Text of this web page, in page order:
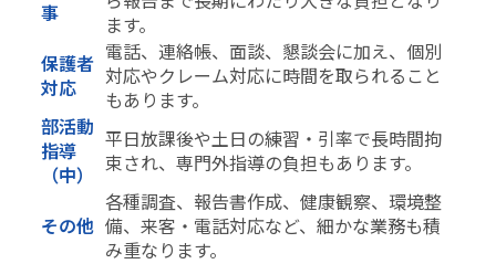
事
ます。
保護者
対応
電話、連絡帳、面談、懇談会に加え、個別
対応やクレーム対応に時間を取られること
もあります。
部活動
指導
（中）
平日放課後や土日の練習・引率で長時間拘
束され、専門外指導の負担もあります。
その他
各種調査、報告書作成、健康観察、環境整
備、来客・電話対応など、細かな業務も積
み重なります。